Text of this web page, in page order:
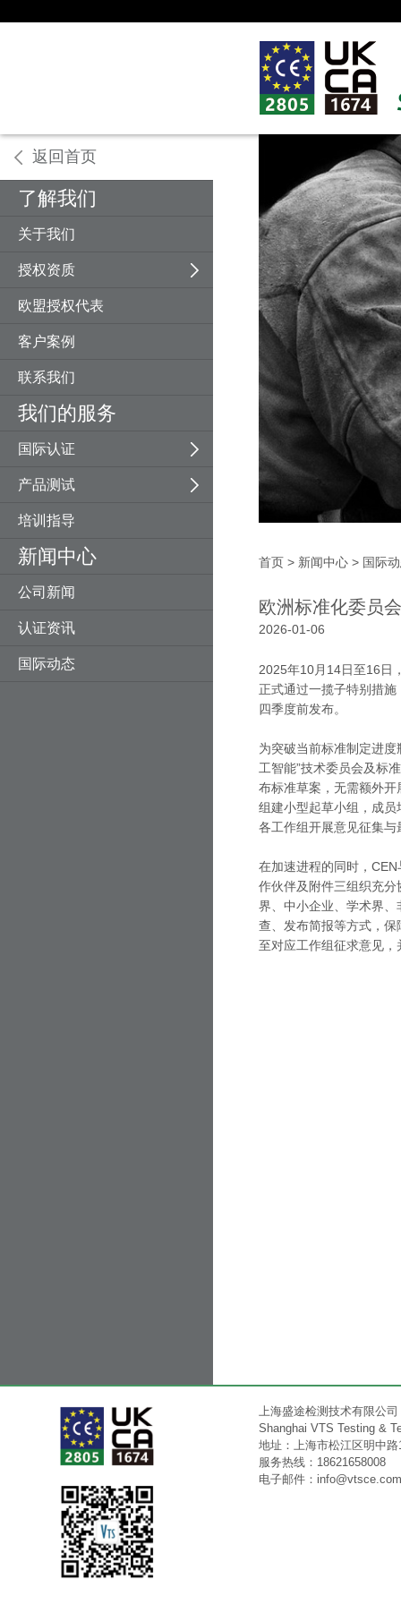
返回首页
了解我们
关于我们
授权资质
欧盟授权代表
客户案例
联系我们
我们的服务
国际认证
产品测试
培训指导
新闻中心
公司新闻
认证资讯
国际动态
机械设备
电子电器
建筑建材
英国UKCA认证
欧盟CE认证
英国UKCA认证
俄罗斯认证
多国产品认证
认证介绍
指令法规
技术服务
培训指导
认证资料
机械指令
建材指令
低电压指令
电磁兼容指令
无线指令
个人防护指令
压力设备指令
噪音指令
一般产品安全指令
玩具指令
RHoS指令
海关联盟认证
GOST认证
其他证书和许可证
认证指导
证书种类
评审范围
计量许可证
防火许证书
防爆许可证
RTN安装使用许可证
C-TICK澳洲认证
FCC美国认证
N95 美国认证
GS德国认证
CB测试证书
SPF瑞士认证
E-MARK车辆认证
机械设备
电子电器
建筑材料
化学物质检测
儿童玩具
冶金机械
工程机械
金属加工机械
塑料机械
食品机械
包装机械
纺织机械
矿山机械
木工机械
园林机械
EN ISO 13849-1
安规测试
电磁兼容
无线通讯产品
RoHS
IP防护等级
板材
门窗及五金
石材及瓷砖
土工材料
建材防火测试
PFOS/PFOA检测
SVHC高关注物质
PAHs测试
LFGB与食品接触测试
首页 > 新闻中心 > 国际
欧洲标准化委员
2026-01-06
2025年10月14日至16日
正式通过一揽子特别措
四季度前发布。
为突破当前标准制定进
工智能”技术委员会及标
布标准草案，无需额外
组建小型起草小组，成
各工作组开展意见征集
在加速进程的同时，
作伙伴及附件三组织充
界、中小企业、学术界
查、发布简报等方式，
至对应工作组征求意见
上海盛途检测技术有限公司
Shanghai VTS Testing &
地址：上海市松江区明中路
服务热线：18621658008
电子邮件： info@vtsce.com